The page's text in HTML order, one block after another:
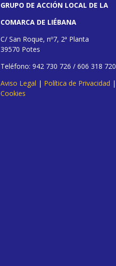
GRUPO DE ACCIÓN LOCAL DE LA
COMARCA DE LIÉBANA
C/ San Roque, nº7, 2ª Planta
39570 Potes
Teléfono: 942 730 726 / 606 318 720
Aviso Legal | Política de Privacidad |
Cookies